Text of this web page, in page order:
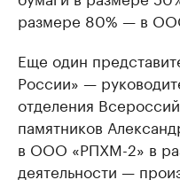
размере 80% — в
Еще один
России» —
отделения
памятников
в ООО «РПХМ-2» в
деятельности —